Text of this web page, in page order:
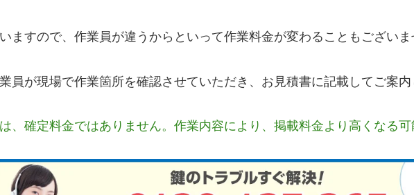
ますので、作業員が違うからといって作業料金が変わることもございま
員が現場で作業箇所を確認させていただき、お見積書に記載してご案内
、確定料金ではありません。作業内容により、掲載料金より高くなる可